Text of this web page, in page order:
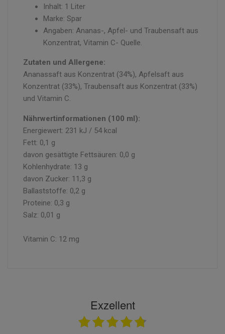
Inhalt: 1 Liter
Marke: Spar
Angaben: Ananas-, Apfel- und Traubensaft aus
Konzentrat, Vitamin C- Quelle.
Zutaten und Allergene:
Ananassaft aus Konzentrat (34%), Apfelsaft aus
Konzentrat (33%), Traubensaft aus Konzentrat (33%)
und Vitamin C.
Nährwertinformationen (100 ml):
Energiewert: 231 kJ / 54 kcal
Fett: 0,1 g
davon gesättigte Fettsäuren: 0,0 g
Kohlenhydrate: 13 g
davon Zucker: 11,3 g
Ballaststoffe: 0,2 g
Proteine: 0,3 g
Salz: 0,01 g
Vitamin C: 12 mg
Exzellent